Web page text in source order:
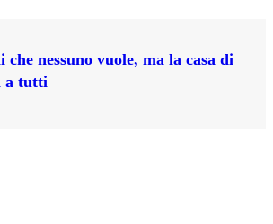
che nessuno vuole, ma la casa di
a tutti